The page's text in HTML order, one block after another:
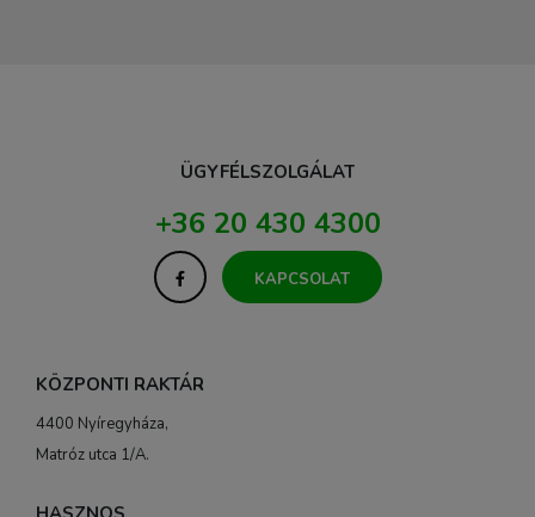
ÜGYFÉLSZOLGÁLAT
+36 20 430 4300
KAPCSOLAT
KÖZPONTI RAKTÁR
4400 Nyíregyháza,
Matróz utca 1/A.